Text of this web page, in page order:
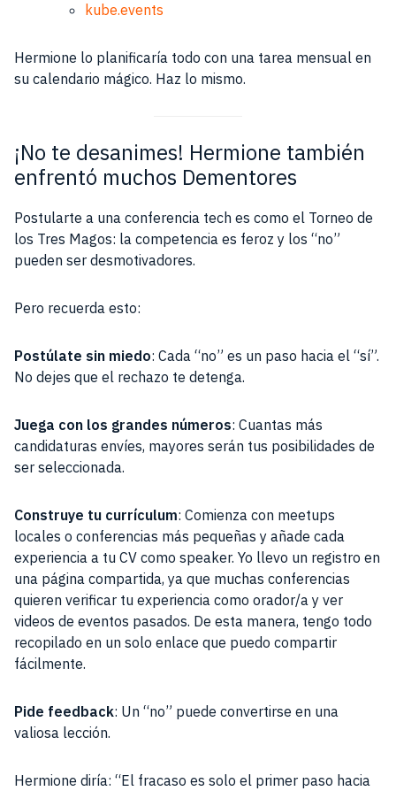
kube.events
Hermione lo planificaría todo con una tarea mensual en
su calendario mágico. Haz lo mismo.
¡No te desanimes! Hermione también
enfrentó muchos Dementores
Postularte a una conferencia tech es como el Torneo de
los Tres Magos: la competencia es feroz y los “no”
pueden ser desmotivadores.
Pero recuerda esto:
Postúlate sin miedo: Cada “no” es un paso hacia el “sí”.
No dejes que el rechazo te detenga.
Juega con los grandes números: Cuantas más
candidaturas envíes, mayores serán tus posibilidades de
ser seleccionada.
Construye tu currículum: Comienza con meetups
locales o conferencias más pequeñas y añade cada
experiencia a tu CV como speaker. Yo llevo un registro en
una página compartida, ya que muchas conferencias
quieren verificar tu experiencia como orador/a y ver
videos de eventos pasados. De esta manera, tengo todo
recopilado en un solo enlace que puedo compartir
fácilmente.
Pide feedback: Un “no” puede convertirse en una
valiosa lección.
Hermione diría: “El fracaso es solo el primer paso hacia